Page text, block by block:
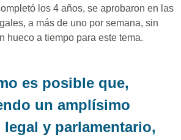
los 4 años, se aprobaron en las
a más de uno por semana, sin
hueco a tiempo para este tema.
es posible que,
un amplísimo
y parlamentario,